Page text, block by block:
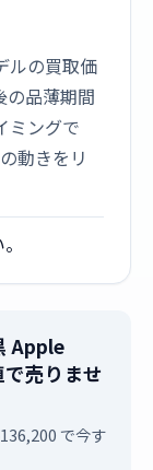
ルの買取価
の品薄期間
ミングで
動きをリ
Apple
売りませ
で今す